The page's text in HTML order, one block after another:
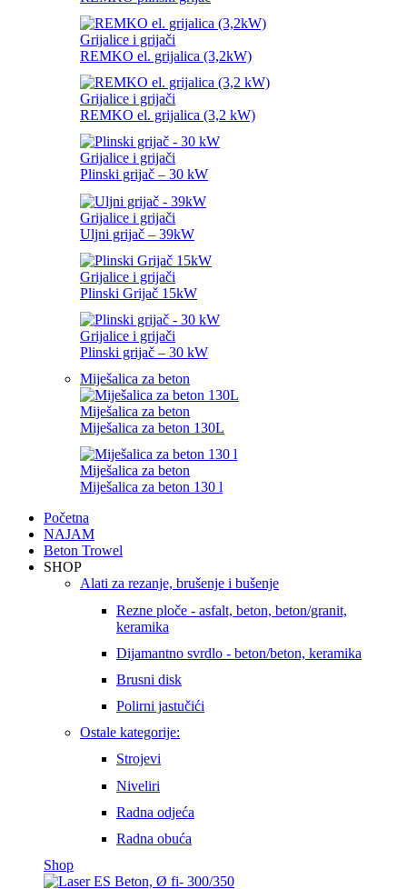
Grijalice i grijači
REMKO el. grijalica (3,2kW)
Grijalice i grijači
REMKO el. grijalica (3,2 kW)
Grijalice i grijači
Plinski grijač – 30 kW
Grijalice i grijači
Uljni grijač – 39kW
Grijalice i grijači
Plinski Grijač 15kW
Grijalice i grijači
Plinski grijač – 30 kW
Miješalica za beton
Miješalica za beton
Miješalica za beton 130L
Miješalica za beton
Miješalica za beton 130 l
Početna
NAJAM
Beton Trowel
SHOP
Alati za rezanje, brušenje i bušenje
Rezne ploče - asfalt, beton, beton/granit,
keramika
Dijamantno svrdlo - beton/beton, keramika
Brusni disk
Polirni jastučići
Ostale kategorije:
Strojevi
Niveliri
Radna odjeća
Radna obuća
Shop